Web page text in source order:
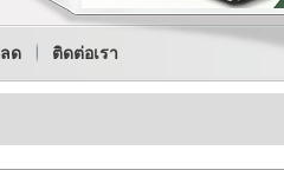
ด ติดต่อเรา